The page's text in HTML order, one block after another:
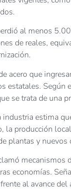
al menos
de reales,
acero que
Según
se trata de una
estima
la producción
plantas y nuevos
mecanismos
economías.
al avance del